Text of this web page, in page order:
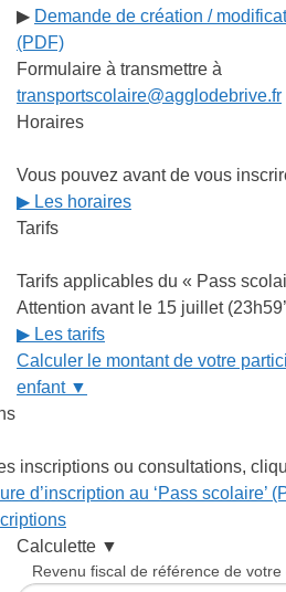
▶ Demande de création /
(PDF)
Formulaire à transmettre à
transportscolaire@agglodebrive.fr
Horaires
Vous pouvez avant de vous
▶ Les horaires
Tarifs
Tarifs applicables du « Pass
Attention avant le 15 juillet
▶ Les tarifs
Calculer le montant de votre
enfant ▼
inscriptions ou consultations,
d’inscription au ‘Pass scolaire’
Calculette ▼
Revenu fiscal de référence de